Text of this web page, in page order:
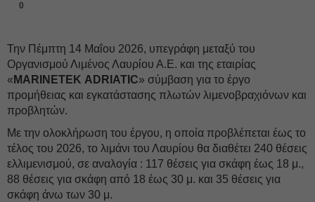
0
Την Πέμπτη 14 Μαΐου 2026, υπεγράφη μεταξύ του
Οργανισμού Λιμένος Λαυρίου Α.Ε. και της εταιρίας
« MARINETEΚ ADRIATIC» σύμβαση για το έργο
προμήθειας και εγκατάστασης πλωτών λιμενοβραχιόνων και
προβλητών.
Με την ολοκλήρωση του έργου, η οποία προβλέπεται έως το
τέλος του 2026, το λιμάνι του Λαυρίου θα διαθέτει 240 θέσεις
ελλιμενισμού, σε αναλογία : 117 θέσεις για σκάφη έως 18 μ.,
88 θέσεις για σκάφη από 18 έως 30 μ. και 35 θέσεις για
σκάφη άνω των 30 μ.